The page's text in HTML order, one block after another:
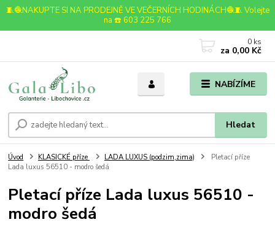
🧵🧶NAKUPTE SI NA PRODEJNĚ VE VEČERNÍCH HODINÁCH🧶🧵 Volejte
na ☎️ 603 225 766
NABÍZÍME
Hledat
0 ks
za 0,00 Kč
Úvod KLASICKÉ příze LADA LUXUS (podzim,zima)
Pletací příze
Lada luxus 56510 - modro šedá
Pletací příze Lada luxus 56510 -
modro šedá